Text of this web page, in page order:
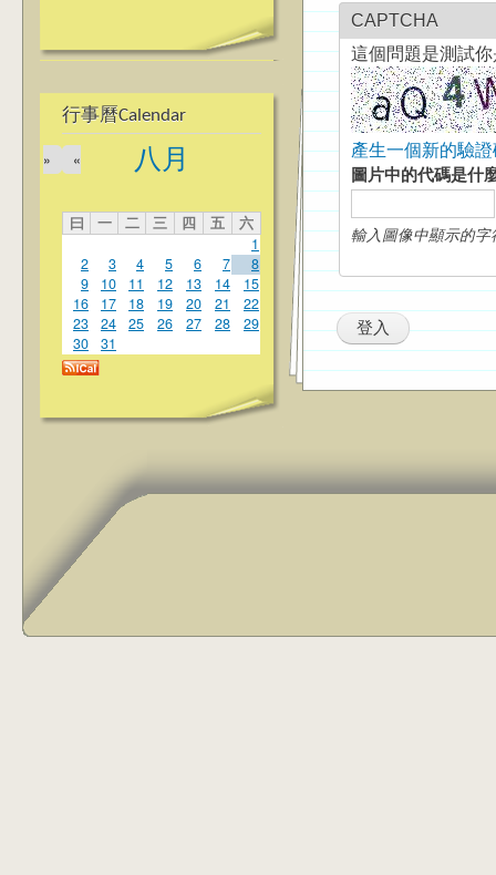
行事曆Calendar
八月
«
»
曰 一 二 三 四 五
六
1
2
3 4 5 6 7
8
9
10 11 12 13 14
15
16
17 18 19 20 21
22
23
24 25 26 27 28
29
30
31
CAPTCHA
這個問題是測試
產生一個新的驗證
圖片中的代碼是什
輸入圖像中顯示的字